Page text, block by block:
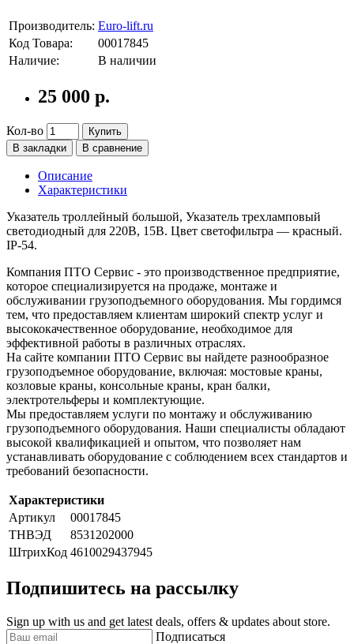
Производитель: Euro-lift.ru
Код Товара:
00017845
Наличие:
В наличии
25 000 р.
Кол-во
Купить
В закладки
В сравнение
Описание
Характеристики
Указатель троллейный большой, Указатель трехламповый
светодиодный для 220В, 15В. Цвет светофильтра — красный.
IP-54.
Компания ПТО Сервис - это производственное предприятие,
которое специализируется на продаже, монтаже и
обслуживании грузоподъемного оборудования. Мы гордимся
тем, что предоставляем клиентам широкий спектр услуг и
высококачественное оборудование, необходимое для
эффективной работы в различных отраслях.
На сайте компании ПТО Сервис вы найдете разнообразное
грузоподъемное оборудование, включая: мостовые краны,
козловые краны, консольные краны, кран балки,
электротельферы и комплектующие.
Мы предоставляем услуги по монтажу и обслуживанию
грузоподъемного оборудования. Наши специалисты обладают
высокой квалификацией и опытом, что позволяет нам
устанавливать оборудование с соблюдением всех стандартов и
требований безопасности.
Характеристики
Артикул
00017845
ТНВЭД
8531202000
ШтрихКод 4610029437945
Подпишитесь на рассылку
Sign up with us and get latest deals, offers & updates about store.
Подписаться